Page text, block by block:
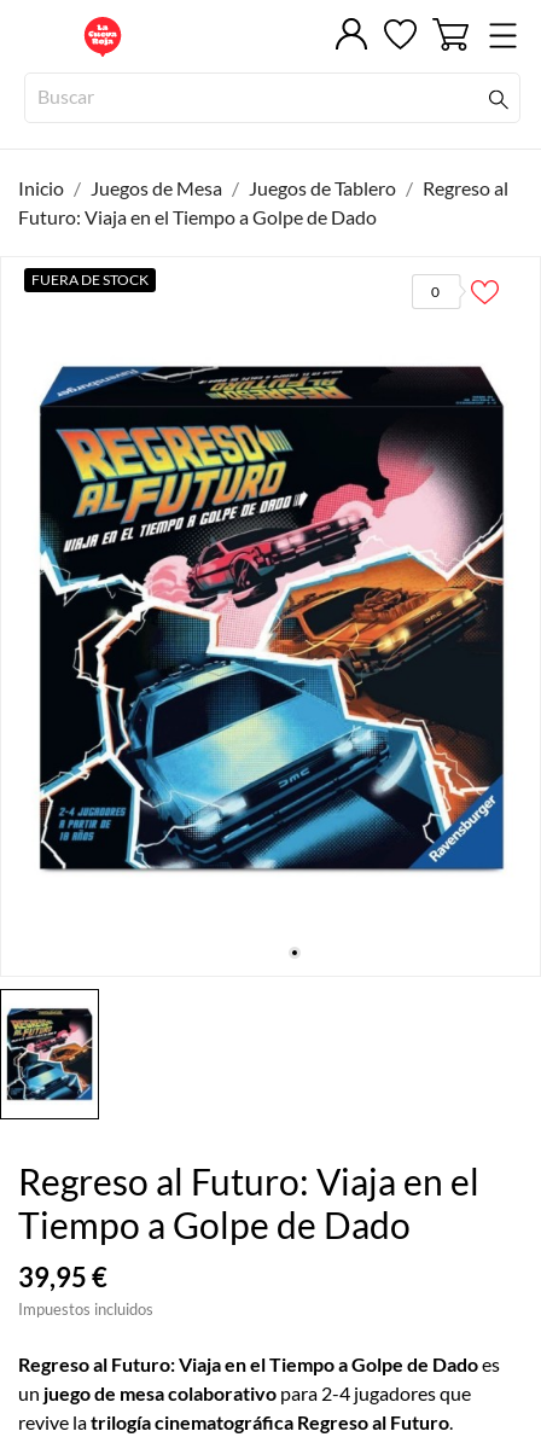
Inicio Juegos de Mesa Juegos de Tablero
Regreso al
Futuro: Viaja en el Tiempo a Golpe de Dado
0
FUERA DE STOCK
Regreso al Futuro: Viaja en el
Tiempo a Golpe de Dado
39,95 €
Impuestos incluidos
Regreso al Futuro: Viaja en el Tiempo a Golpe de Dadoes
un juego de mesa colaborativo para 2-4 jugadores que
revive latrilogía cinematográfica Regreso al Futuro.